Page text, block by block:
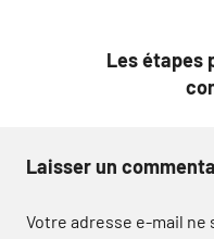
Les étapes
Laisser un
Votre adresse e-mail ne